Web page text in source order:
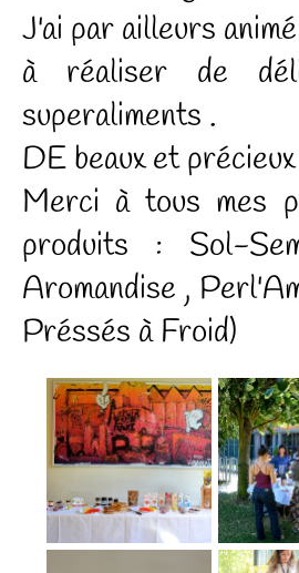
J'ai par ailleurs
à réaliser de
superaliments .
DE beaux et
Merci à tous mes
produits : Sol-
Aromandise ,
Préssés à Froid)